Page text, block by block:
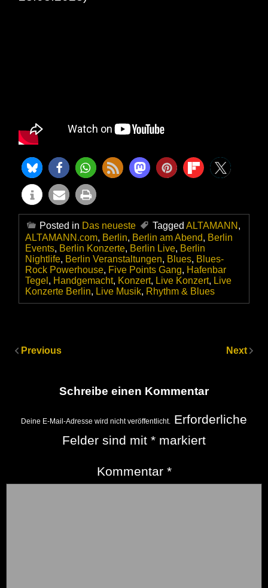
Posted in Das neueste Tagged ALTAMANN ,
ALTAMANN.com, Berlin, Berlin am Abend, Berlin
Events, Berlin Konzerte, Berlin Live, Berlin
Nightlife, Berlin Veranstaltungen, Blues, Blues-
Rock Powerhouse, Five Points Gang, Hafenbar
Tegel , Handgemacht, Konzert, Live Konzert, Live
Konzerte Berlin, Live Musik, Rhythm & Blues
Previous Next
Schreibe einen Kommentar
Deine E-Mail-Adresse wird nicht veröffentlicht. Erforderliche
Felder sind mit * markiert
Kommentar *